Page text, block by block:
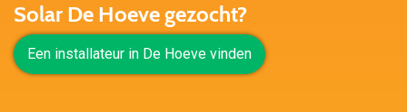
Solar De Hoeve gezocht?
Een installateur in De Hoeve vinden